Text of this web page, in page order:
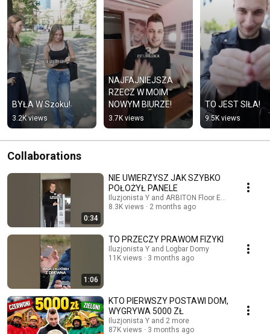
BYŁA W Szoku!
3.2K views
NAJFAJNIEJSZA
RZECZ W MOIM
NOWYM BIURZE!
3.7K views
TO JEST SIŁA!
9.5K views
Collaborations
0:34
NIE UWIERZYSZ JAK SZYBKO
POŁOŻYŁ PANELE
Iluzjonista Y and ARBITON Floor Expert
8.3K views
2 months ago
1:06
TO PRZECZY PRAWOM FIZYKI
Iluzjonista Y and Logbar Domy
11K views
3 months ago
KTO PIERWSZY POSTAWI DOM,
WYGRYWA 5000 ZŁ
Iluzjonista Y and 2 more
87K views
3 months ago